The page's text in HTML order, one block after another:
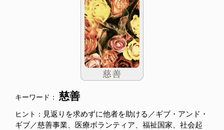
キーワード： 慈善
ヒント： 見返りを求めずに他者を助ける／ギブ・アンド・
ギブ／慈善事業、医療ボランティア、福祉国家、社会起